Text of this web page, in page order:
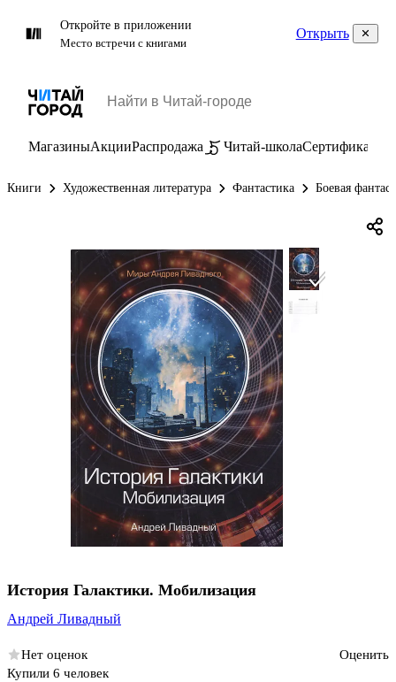
Откройте в приложении
Место встречи с книгами
Открыть
МагазиныАкцииРаспродажа Читай-школаСертификаты
Книги Художественная литература Фантастика Боевая
История Галактики. Мобилизация
Андрей Ливадный
Нет оценок
Оценить
Купили 6 человек